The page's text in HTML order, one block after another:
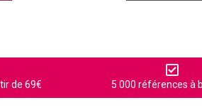
de 69€ 5 000 références à